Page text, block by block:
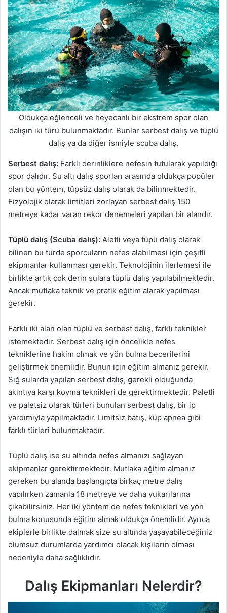
Oldukça eğlenceli ve heyecanlı bir ekstrem spor olan
dalışın iki türü bulunmaktadır. Bunlar serbest dalış ve tüplü
dalış ya da diğer ismiyle scuba dalış.
Serbest dalış: Farklı derinliklere nefesin tutularak yapıldığı
spor dalıdır. Su altı dalış sporları arasında oldukça popüler
olan bu yöntem, tüpsüz dalış olarak da bilinmektedir.
Fizyolojik olarak limitleri zorlayan serbest dalış 150
metreye kadar varan rekor denemeleri yapılan bir alandır.
Tüplü dalış (Scuba dalış): Aletli veya tüpü dalış olarak
bilinen bu türde sporcuların nefes alabilmesi için çeşitli
ekipmanlar kullanması gerekir. Teknolojinin ilerlemesi ile
birlikte artık çok derin sulara tüplü dalış yapılabilmektedir.
Ancak mutlaka teknik ve pratik eğitim alarak yapılması
gerekir.
Farklı iki alan olan tüplü ve serbest dalış, farklı teknikler
istemektedir. Serbest dalış için öncelikle nefes
tekniklerine hakim olmak ve yön bulma becerilerini
geliştirmek önemlidir. Bunun için eğitim almanız gerekir.
Sığ sularda yapılan serbest dalış, gerekli olduğunda
akıntıya karşı koyma teknikleri de gerektirmektedir. Paletli
ve paletsiz olarak türleri bunulan serbest dalış, bir ip
yardımıyla yapılmaktadır. Limitsiz batış, küp apnea gibi
farklı türleri bulunmaktadır.
Tüplü dalış ise su altında nefes almanızı sağlayan
ekipmanlar gerektirmektedir. Mutlaka eğitim almanız
gereken bu alanda başlangıçta birkaç metre dalış
yapılırken zamanla 18 metreye ve daha yukarılarına
çıkabilirsiniz. Her iki yöntem de nefes teknikleri ve yön
bulma konusunda eğitim almak oldukça önemlidir. Ayrıca
ekiplerle birlikte dalmak size su altında yaşayabileceğiniz
olumsuz durumlarda yardımcı olacak kişilerin olması
nedeniyle daha sağlıklıdır.
Dalış Ekipmanları Nelerdir?